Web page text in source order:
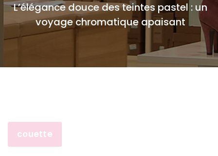
L’élégance douce des teintes pastel : un
voyage chromatique apaisant
couette